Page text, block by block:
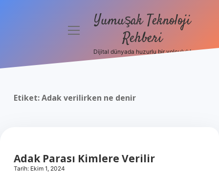
Politikası
menüyüYumuşak Teknoloji
Rehberi
Dijital dünyada huzurlu bir yolculuk!
Etiket:Adak verilirken ne denir
Adak Parası Kimlere Verilir
Tarih: Ekim 1, 2024